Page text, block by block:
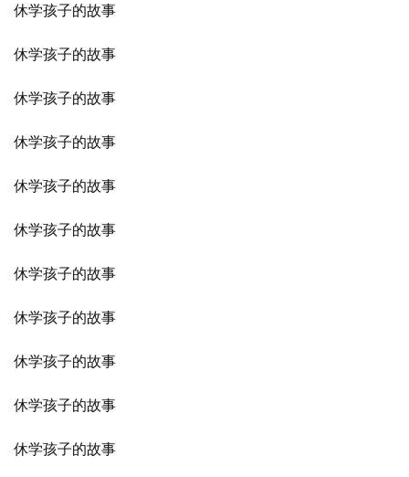
休学孩子的故事
休学孩子的故事
休学孩子的故事
休学孩子的故事
休学孩子的故事
休学孩子的故事
休学孩子的故事
休学孩子的故事
休学孩子的故事
休学孩子的故事
休学孩子的故事